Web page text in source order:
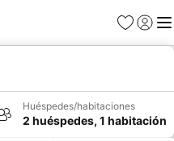
Favoritos
Iniciar
Huéspedes/habitaciones
2 huéspedes, 1 habitación